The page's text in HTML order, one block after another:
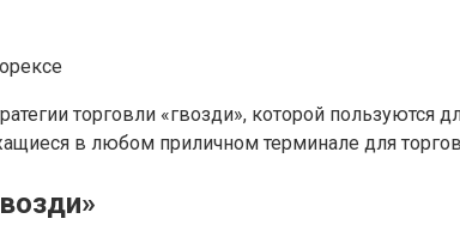
торговли «гвозди», которой пользуются
в любом приличном терминале для